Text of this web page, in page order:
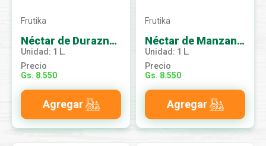
Frutika
Néctar de Durazno 1L
Unidad: 1 L.
Precio
Gs. 8.550
Agregar
Frutika
Néctar de Manzana 1L
Unidad: 1 L.
Precio
Gs. 8.550
Agregar